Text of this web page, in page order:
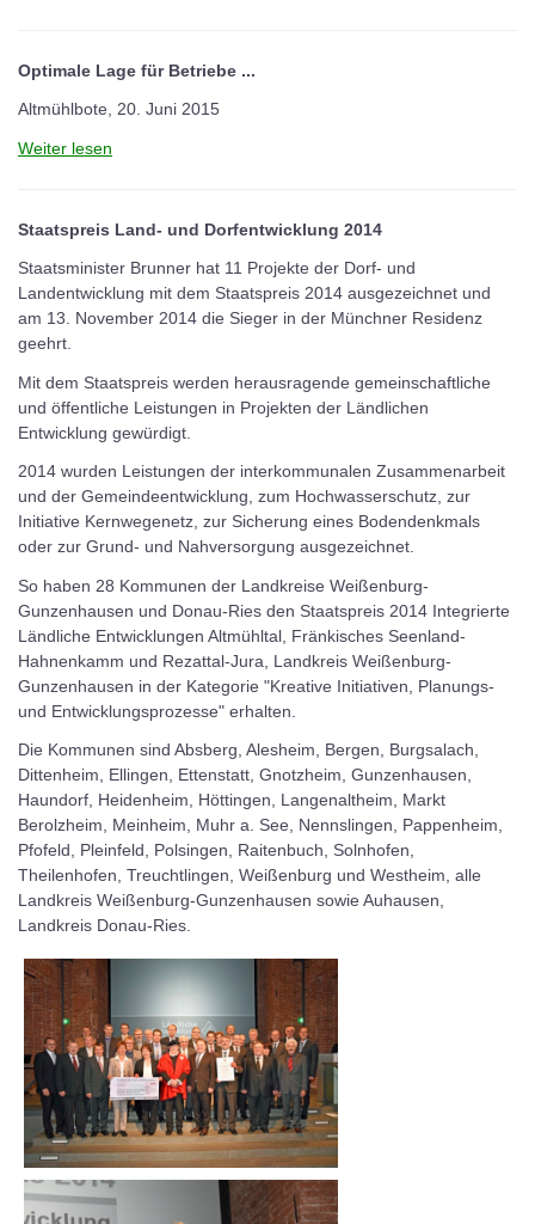
Optimale Lage für Betriebe ...
Altmühlbote, 20. Juni 2015
Weiter lesen
Staatspreis Land- und Dorfentwicklung 2014
Staatsminister Brunner hat 11 Projekte der Dorf- und
Landentwicklung mit dem Staatspreis 2014 ausgezeichnet und
am 13. November 2014 die Sieger in der Münchner Residenz
geehrt.
Mit dem Staatspreis werden herausragende gemeinschaftliche
und öffentliche Leistungen in Projekten der Ländlichen
Entwicklung gewürdigt.
2014 wurden Leistungen der interkommunalen Zusammenarbeit
und der Gemeindeentwicklung, zum Hochwasserschutz, zur
Initiative Kernwegenetz, zur Sicherung eines Bodendenkmals
oder zur Grund- und Nahversorgung ausgezeichnet.
So haben 28 Kommunen der Landkreise Weißenburg-
Gunzenhausen und Donau-Ries den Staatspreis 2014 Integrierte
Ländliche Entwicklungen Altmühltal, Fränkisches Seenland-
Hahnenkamm und Rezattal-Jura, Landkreis Weißenburg-
Gunzenhausen in der Kategorie "Kreative Initiativen, Planungs-
und Entwicklungsprozesse" erhalten.
Die Kommunen sind Absberg, Alesheim, Bergen, Burgsalach,
Dittenheim, Ellingen, Ettenstatt, Gnotzheim, Gunzenhausen,
Haundorf, Heidenheim, Höttingen, Langenaltheim, Markt
Berolzheim, Meinheim, Muhr a. See, Nennslingen, Pappenheim,
Pfofeld, Pleinfeld, Polsingen, Raitenbuch, Solnhofen,
Theilenhofen, Treuchtlingen, Weißenburg und Westheim, alle
Landkreis Weißenburg-Gunzenhausen sowie Auhausen,
Landkreis Donau-Ries.